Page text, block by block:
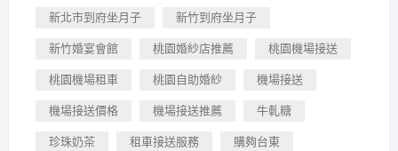
新北市到府坐月子 新竹到府坐月子
新竹婚宴會館 桃園婚紗店推薦 桃園機場接送
桃園機場租車 桃園自助婚紗 機場接送
機場接送價格 機場接送推薦 牛軋糖
珍珠奶茶 租車接送服務 購夠台東